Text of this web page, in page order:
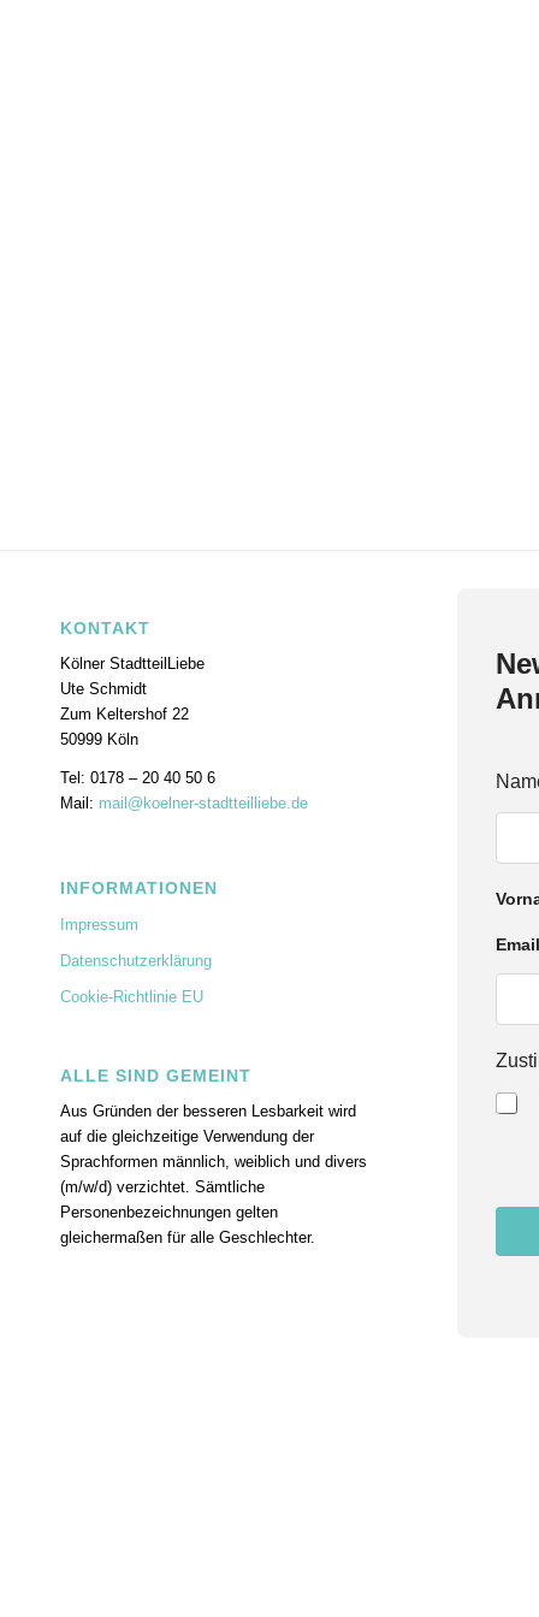
KONTAKT
Kölner StadtteilLiebe
Ute Schmidt
Zum Keltershof 22
50999 Köln
Tel: 0178 – 20 40 50 6
Mail: mail@koelner-stadtteilliebe.de
INFORMATIONEN
Impressum
Datenschutzerklärung
Cookie-Richtlinie EU
ALLE SIND GEMEINT
Aus Gründen der besseren Lesbarkeit wird
auf die gleichzeitige Verwendung der
Sprachformen männlich, weiblich und divers
(m/w/d) verzichtet. Sämtliche
Personenbezeichnungen gelten
gleichermaßen für alle Geschlechter.
Email
E
m
Z